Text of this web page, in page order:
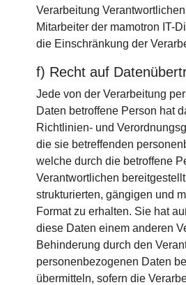
Verarbeitung
Mitarbeiter der mamotron IT-
die Einschränkung der
f) Recht auf
Jede von der Verarbeitung
Daten betroffene Person hat
Richtlinien- und
die sie betreffenden
welche durch die betroffene
Verantwortlichen
strukturierten, gängigen und
Format zu erhalten. Sie hat
diese Daten einem anderen
Behinderung durch den
personenbezogenen Daten
übermitteln, sofern die